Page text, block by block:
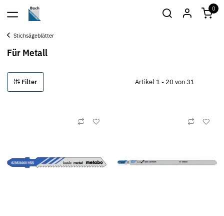
0
Stichsägeblätter
Für Metall
Filter Artikel 1 - 20 von 31